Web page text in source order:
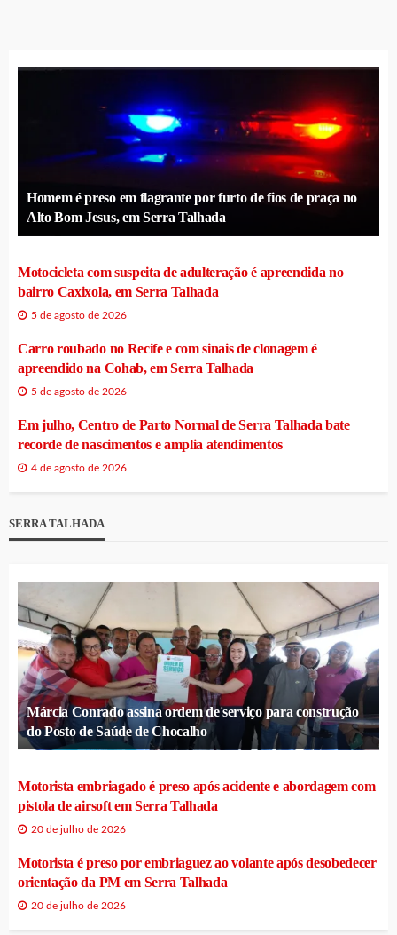
Homem é preso em flagrante por furto de fios de praça no
Alto Bom Jesus, em Serra Talhada
Motocicleta com suspeita de adulteração é apreendida no
bairro Caxixola, em Serra Talhada
5 de agosto de 2026
Carro roubado no Recife e com sinais de clonagem é
apreendido na Cohab, em Serra Talhada
5 de agosto de 2026
Em julho, Centro de Parto Normal de Serra Talhada bate
recorde de nascimentos e amplia atendimentos
4 de agosto de 2026
SERRA TALHADA
Márcia Conrado assina ordem de serviço para construção
do Posto de Saúde de Chocalho
Motorista embriagado é preso após acidente e abordagem com
pistola de airsoft em Serra Talhada
20 de julho de 2026
Motorista é preso por embriaguez ao volante após desobedecer
orientação da PM em Serra Talhada
20 de julho de 2026